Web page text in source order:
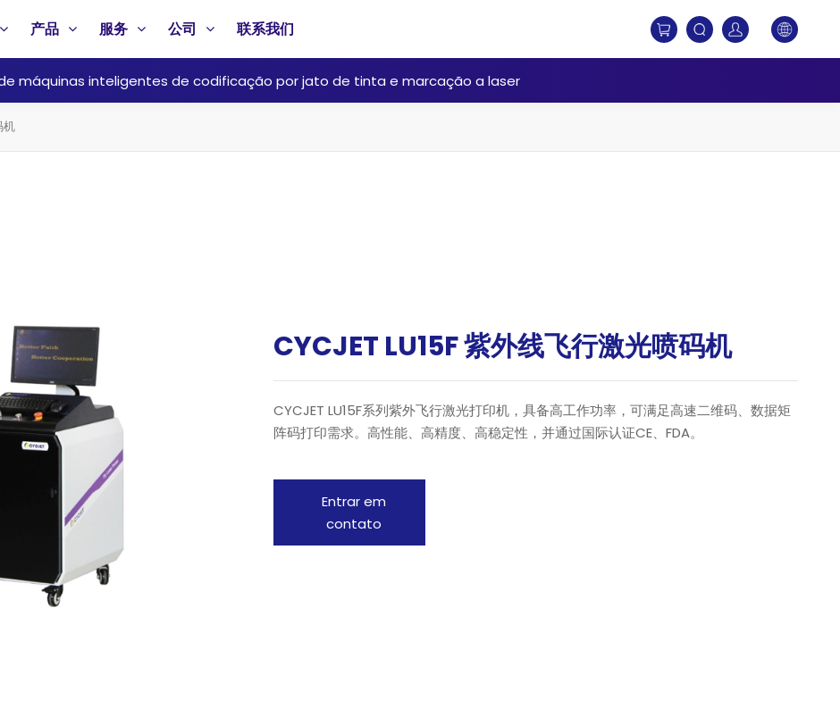
产品 服务 公司 联系我们
máquinas inteligentes de codificação por jato de tinta e marcação a laser
机
CYCJET LU15F 紫外线飞行激光喷码机
CYCJET LU15F系列紫外飞行激光打印机，具备高工作功率，可满足高速二维码、数据矩
阵码打印需求。高性能、高精度、高稳定性，并通过国际认证CE、FDA。
Entrar em
contato